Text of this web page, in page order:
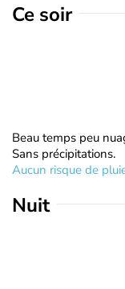
Ce soir
Beau temps peu
Sans précipitations.
Aucun risque de
Nuit